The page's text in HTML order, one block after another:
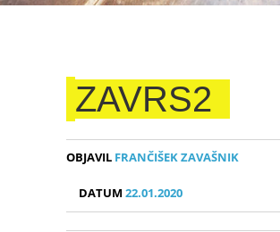
ZAVRS2
OBJAVIL FRANČIŠEK ZAVAŠNIK
DATUM22.01.2020